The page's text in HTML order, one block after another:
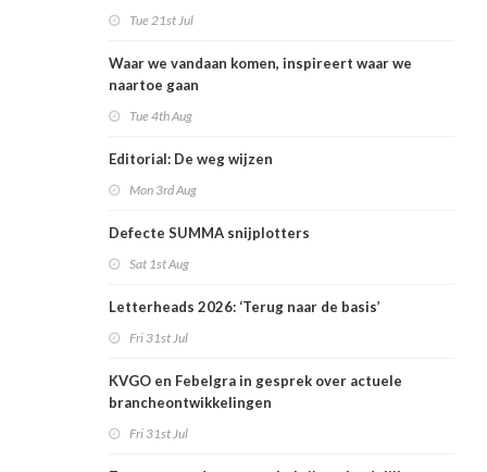
Tue 21st Jul
Waar we vandaan komen, inspireert waar we
naartoe gaan
Tue 4th Aug
Editorial: De weg wijzen
Mon 3rd Aug
Defecte SUMMA snijplotters
Sat 1st Aug
Letterheads 2026: ‘Terug naar de basis’
Fri 31st Jul
KVGO en Febelgra in gesprek over actuele
brancheontwikkelingen
Fri 31st Jul